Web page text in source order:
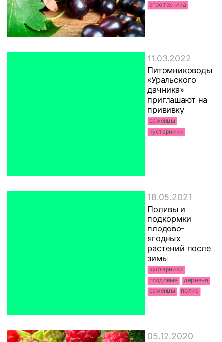
агротехника
11.03.2022
Питомниководы
«Уральского
дачника»
приглашают на
прививку
саженцы
кустарники
18.05.2021
Поливы и
подкормки
плодово-
ягодных
растений после
зимы
кустарники
плодовые
деревья
саженцы
полив
05.12.2020